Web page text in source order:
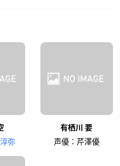
弥
有栖川 要
声優：芹澤優